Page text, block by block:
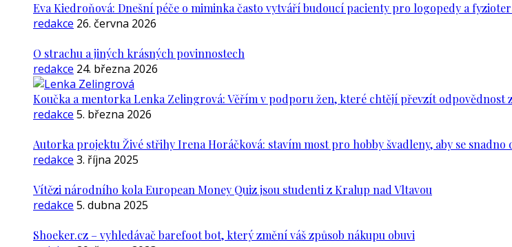
Eva Kiedroňová: Dnešní péče o miminka často vytváří budoucí pacienty pro logopedy a
redakce 26. června 2026
O strachu a jiných krásných povinnostech
redakce 24. března 2026
Koučka a mentorka Lenka Zelingrová: Věřím v podporu žen, které chtějí převzít odpovědnost
redakce 5. března 2026
Autorka projektu Živé střihy Irena Horáčková: stavím most pro hobby švadleny, aby se
redakce 3. října 2025
Vítězi národního kola European Money Quiz jsou studenti z Kralup nad Vltavou
redakce 5. dubna 2025
Shoeker.cz – vyhledávač barefoot bot, který změní váš způsob nákupu obuvi